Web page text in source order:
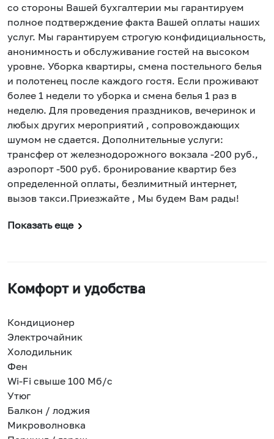
со стороны Вашей бухгалтерии мы гарантируем
полное подтверждение факта Вашей оплаты наших
услуг. Мы гарантируем строгую конфидициальность,
анонимность и обслуживание гостей на высоком
уровне. Уборка квартиры, смена постельного белья
и полотенец после каждого гостя. Если проживают
более 1 недели то уборка и смена белья 1 раз в
неделю. Для проведения праздников, вечеринок и
любых других мероприятий , сопровождающих
шумом не сдается. Дополнительные услуги:
трансфер от железнодорожного вокзала -200 руб.,
аэропорт -500 руб. бронирование квартир без
определенной оплаты, безлимитный интернет,
вызов такси.Приезжайте , Мы будем Вам рады!
Показать еще
Комфорт и удобства
Кондиционер
Электрочайник
Холодильник
Фен
Wi-Fi свыше 100 Мб/с
Утюг
Балкон / лоджия
Микроволновка